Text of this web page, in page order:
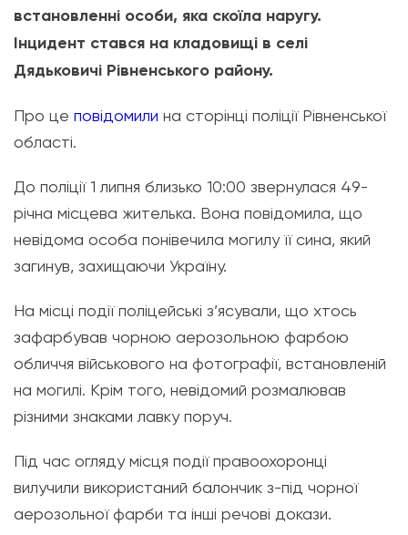
встановленні особи, яка скоїла наругу.
Інцидент стався на кладовищі в селі
Дядьковичі Рівненського району.
Про це повідомили на сторінці поліції Рівненської
області.
До поліції 1 липня близько 10:00 звернулася 49-
річна місцева жителька. Вона повідомила, що
невідома особа понівечила могилу її сина, який
загинув, захищаючи Україну.
На місці події поліцейські з’ясували, що хтось
зафарбував чорною аерозольною фарбою
обличчя військового на фотографії, встановленій
на могилі. Крім того, невідомий розмалював
різними знаками лавку поруч.
Під час огляду місця події правоохоронці
вилучили використаний балончик з-під чорної
аерозольної фарби та інші речові докази.